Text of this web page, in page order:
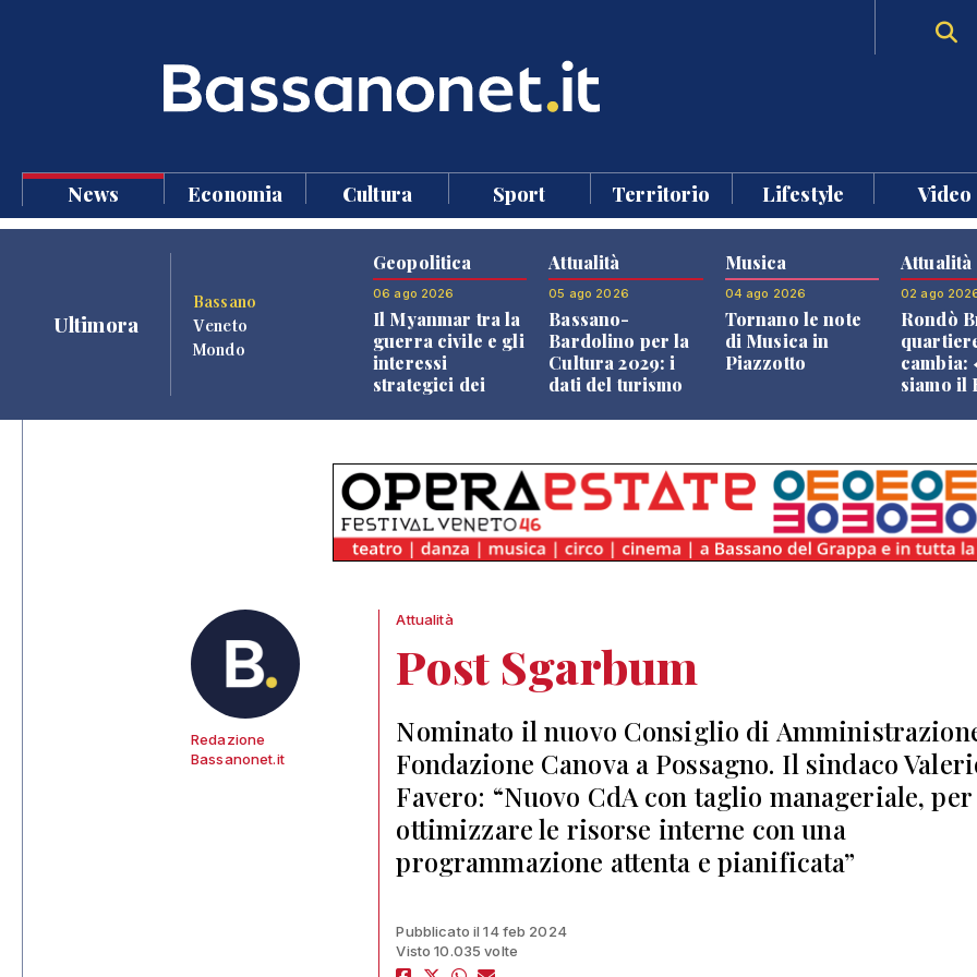
News Economia Cultura Sport Territorio Lifestyle Video
Ultimora
Bassano
Veneto
Mondo
Geopolitica
06 ago 2026
Il Myanmar tra la
guerra civile e gli
interessi
strategici dei
Attualità
05 ago 2026
Bassano-
Bardolino per la
Cultura 2029: i
dati del turismo
Musica
04 ago 2026
Tornano le note
di Musica in
Piazzotto
Attualità
02 ago
Rondò
cambia:
siamo il
Redazione
Bassanonet.it
Attualità
Post Sgarbum
Nominato il nuovo Consiglio di
Fondazione Canova a Possagno. Il sindaco
Favero: “Nuovo CdA con taglio manageriale, per
ottimizzare le risorse interne con una
programmazione attenta e pianificata”
Pubblicato il 14 feb 2024
Visto 10.035 volte